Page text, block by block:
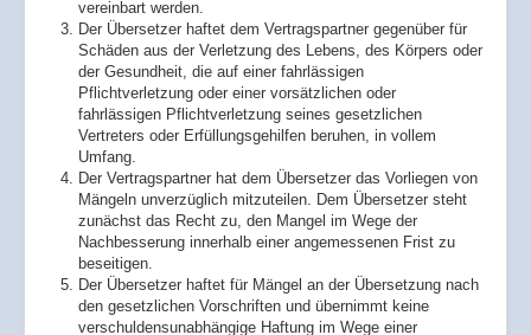
vereinbart werden.
Der Übersetzer haftet dem Vertragspartner gegenüber für
Schäden aus der Verletzung des Lebens, des Körpers oder
der Gesundheit, die auf einer fahrlässigen
Pflichtverletzung oder einer vorsätzlichen oder
fahrlässigen Pflichtverletzung seines gesetzlichen
Vertreters oder Erfüllungsgehilfen beruhen, in vollem
Umfang.
Der Vertragspartner hat dem Übersetzer das Vorliegen von
Mängeln unverzüglich mitzuteilen. Dem Übersetzer steht
zunächst das Recht zu, den Mangel im Wege der
Nachbesserung innerhalb einer angemessenen Frist zu
beseitigen.
Der Übersetzer haftet für Mängel an der Übersetzung nach
den gesetzlichen Vorschriften und übernimmt keine
verschuldensunabhängige Haftung im Wege einer